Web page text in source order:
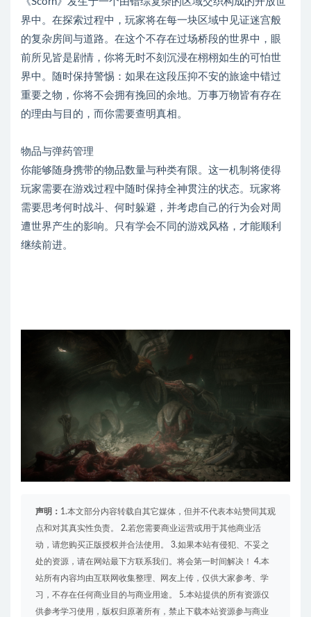
界中。在探索过程中，玩家将在每一块区域中见证迷宫般
的复杂房间与道路。在这个不存在过场桥段的世界中，眼
前所见皆是剧情，你将无时不刻沉浸在栩栩如生的可怕世
界中。随时保持警惕：如果在这段压抑不安的旅途中错过
重要之物，你将不会拥有挽回的余地。万事万物皆有存在
的理由与目的，而你需要查明真相。
物品与弹药管理
你能够随身携带的物品数量与种类有限。这一机制将使得
玩家需要在游戏过程中随时保持全神贯注的状态。玩家将
需要思考何时战斗、何时躲避，并考虑自己的行为会对周
遭世界产生的影响。只有学会不同的游戏风格，才能顺利
继续前进。
声明： 1.本文部分内容转载自其它媒体，但并不代表本站赞同其观
点和对其真实性负责。 2.若您需要商业运营或用于其他商业活
动，请您购买正版授权并合法使用。 3.如果本站有侵犯、不妥之
处的资源，请在网站最下方联系我们。将会第一时间解决！ 4.本
站所有内容均由互联网收集整理、网友上传，仅供大家参考、学
习，不存在任何商业目的与商业用途。 5.本站提供的所有资源仅
供参考学习使用，版权归原著所有，禁止下载本站资源参与商业